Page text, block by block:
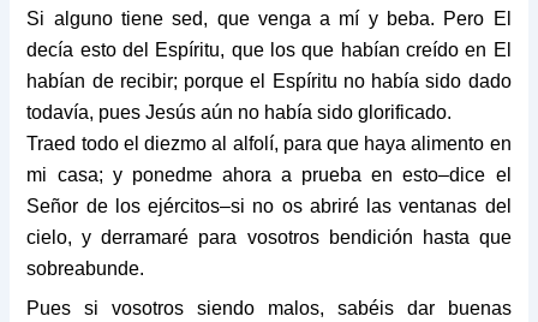
Si alguno tiene sed, que venga a mí y beba. Pero El
decía esto del Espíritu, que los que habían creído en El
habían de recibir; porque el Espíritu no había sido dado
todavía, pues Jesús aún no había sido glorificado.
Traed todo el diezmo al alfolí, para que haya alimento en
mi casa; y ponedme ahora a prueba en esto–dice el
Señor de los ejércitos–si no os abriré las ventanas del
cielo, y derramaré para vosotros bendición hasta que
sobreabunde.
Pues si vosotros siendo malos, sabéis dar buenas